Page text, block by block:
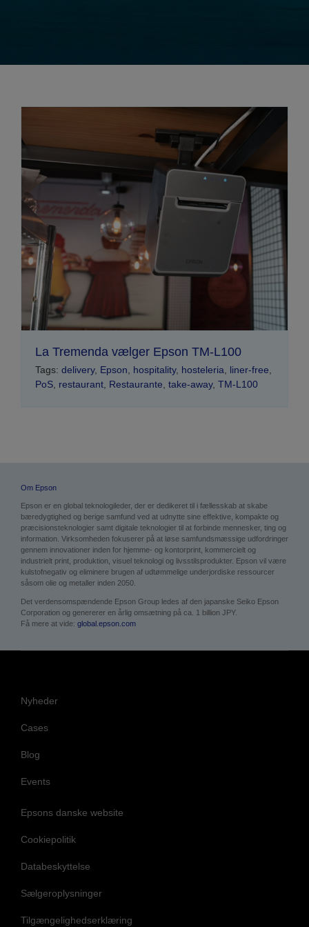
La Tremenda vælger Epson TM-L100
Tags: delivery, Epson hospitality, hosteleria liner-free
PoS restaurant Restaurante take-away, TM-L100
Om Epson
Epson er en global teknologileder, der er dedikeret til i fællesskab at skabe
bæredygtighed og berige samfund ved at udnytte sine effektive, kompakte og
præcisionsteknologier samt digitale teknologier til at forbinde mennesker, ting og
information. Virksomheden fokuserer på at løse samfundsmæssige udfordringer
gennem innovationer inden for hjemme- og kontorprint, kommercielt og
industrielt print, produktion, visuel teknologi og livsstilsprodukter. Epson vil være
kulstofnegativ og eliminere brugen af udtømmelige underjordiske ressourcer
såsom olie og metaller inden 2050.
Det verdensomspændende Epson Group ledes af den japanske Seiko Epson
Corporation og genererer en årlig omsætning på ca. 1 billion JPY.
Få mere at vide: global.epson.com
Nyheder
Cases
Blog
Events
Epsons danske website
Cookiepolitik
Databeskyttelse
Sælgeroplysninger
Tilgængelighedserklæring